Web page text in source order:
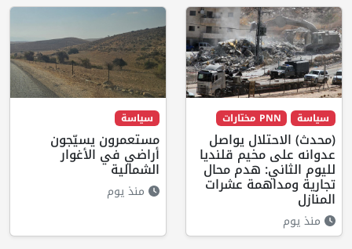
سياسة PNN مختارات
(محدث) الاحتلال يواصل
عدوانه على مخيم قلنديا
لليوم الثاني: هدم محال
تجارية ومداهمة عشرات
المنازل
منذ يوم
سياسة
مستعمرون يسيّجون
أراضي في الأغوار
الشمالية
منذ يوم